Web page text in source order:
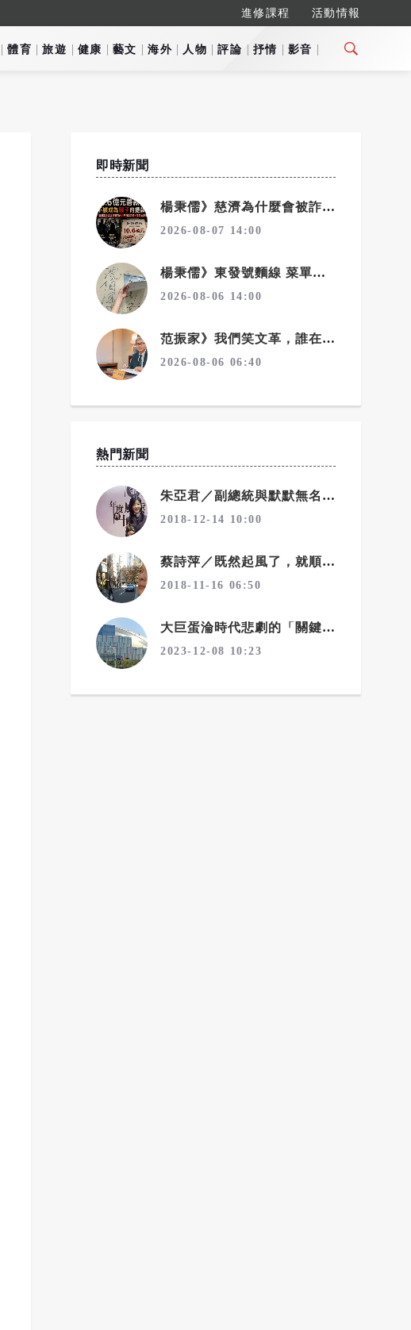
進修課程 活動情報
體育 旅遊 健康 藝文 海外 人物 評論 抒情 影音
即時新聞
楊秉儒》慈濟為什麼會被詐騙？
2026-08-07 14:00
楊秉儒》東發號麵線 菜單下的名字
2026-08-06 14:00
范振家》我們笑文革，誰在笑我們的教改？
2026-08-06 06:40
熱門新聞
朱亞君／副總統與默默無名的麵包師傅
2018-12-14 10:00
蔡詩萍／既然起風了，就順勢變天吧！一個勉強算文化人的感觸
2018-11-16 06:50
大巨蛋淪時代悲劇的「關鍵眾人」
2023-12-08 10:23